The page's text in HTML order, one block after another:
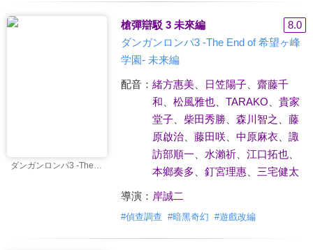
ダンガンロンパ3 -The End of 希望ヶ峰学園- 未来編
槍彈辯駁 3 未來編
8.0
ダンガンロンパ3 -The End of 希望ヶ峰
学園- 未来編
配音： 緒方惠美、 日笠陽子、 齋藤千
和
松風雅也、 TARAKO
貴家
堂子、 柴田秀勝 森川智之
藤
原啟治、 藤田咲、 中原麻衣
諏
訪部順一
水瀨祈、 江口拓也、
本鄉奏多
釘宮理惠、 三宅健太
導演： 岸誠二
#偵查調查 #暗黑奇幻 #遊戲改編